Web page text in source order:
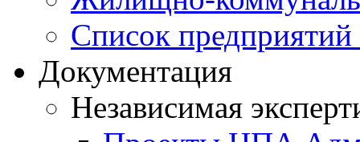
Список предприятий
Документация
Независимая